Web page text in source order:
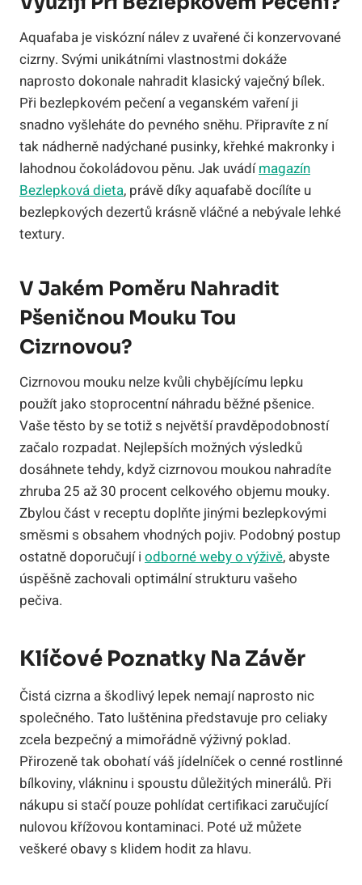
Aquafaba je viskózní nálev z uvařené či konzervované
cizrny. Svými unikátními vlastnostmi dokáže
naprosto dokonale nahradit klasický vaječný bílek.
Při bezlepkovém pečení a veganském vaření ji
snadno vyšleháte do pevného sněhu. Připravíte z ní
tak nádherně nadýchané pusinky, křehké makronky i
lahodnou čokoládovou pěnu. Jak uvádímagazín
Bezlepková dieta, právě díky aquafabě docílíte u
bezlepkových dezertů krásně vláčné a nebývale lehké
textury.
V Jakém Poměru Nahradit
Pšeničnou Mouku Tou
Cizrnovou?
Cizrnovou mouku nelze kvůli chybějícímu lepku
použít jako stoprocentní náhradu běžné pšenice.
Vaše těsto by se totiž s největší pravděpodobností
začalo rozpadat. Nejlepších možných výsledků
dosáhnete tehdy, když cizrnovou moukou nahradíte
zhruba 25 až 30 procent celkového objemu mouky.
Zbylou část v receptu doplňte jinými bezlepkovými
směsmi s obsahem vhodných pojiv. Podobný postup
ostatně doporučují i odborné weby o výživě, abyste
úspěšně zachovali optimální strukturu vašeho
pečiva.
Klíčové Poznatky Na Závěr
Čistá cizrna a škodlivý lepek nemají naprosto nic
společného. Tato luštěnina představuje pro celiaky
zcela bezpečný a mimořádně výživný poklad.
Přirozeně tak obohatí váš jídelníček o cenné rostlinné
bílkoviny, vlákninu i spoustu důležitých minerálů. Při
nákupu si stačí pouze pohlídat certifikaci zaručující
nulovou křížovou kontaminaci. Poté už můžete
veškeré obavy s klidem hodit za hlavu.